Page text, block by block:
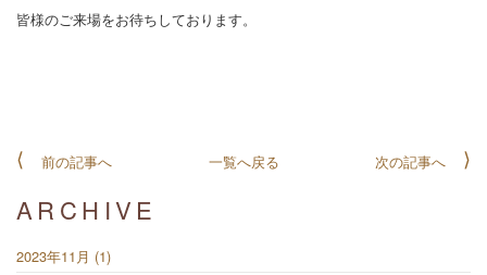
皆様のご来場をお待ちしております。
前の記事へ 一覧へ戻る 次の記事へ
ARCHIVE
2023年11月 (1)